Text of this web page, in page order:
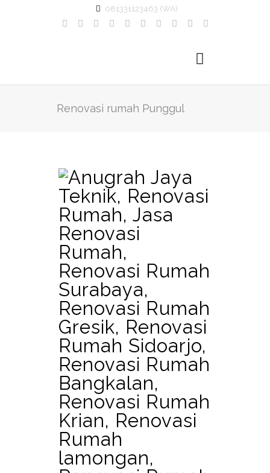
081331123463 (WA)
Renovasi rumah Punggul